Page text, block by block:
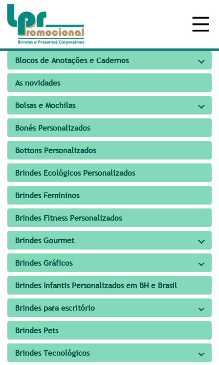
Blocos de Anotações e Cadernos
As novidades
Bolsas e Mochilas
Bonés Personalizados
Bottons Personalizados
Brindes Ecológicos Personalizados
Brindes Femininos
Brindes Fitness Personalizados
Brindes Gourmet
Brindes Gráficos
Brindes Infantis Personalizados em BH e Brasil
Brindes para escritório
Brindes Pets
Brindes Tecnológicos